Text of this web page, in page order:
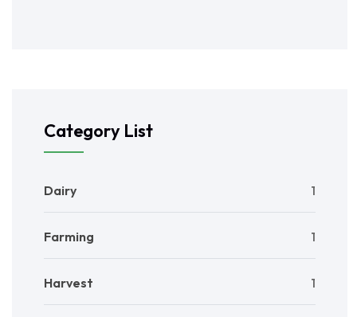
Category List
Dairy 1
Farming 1
Harvest 1